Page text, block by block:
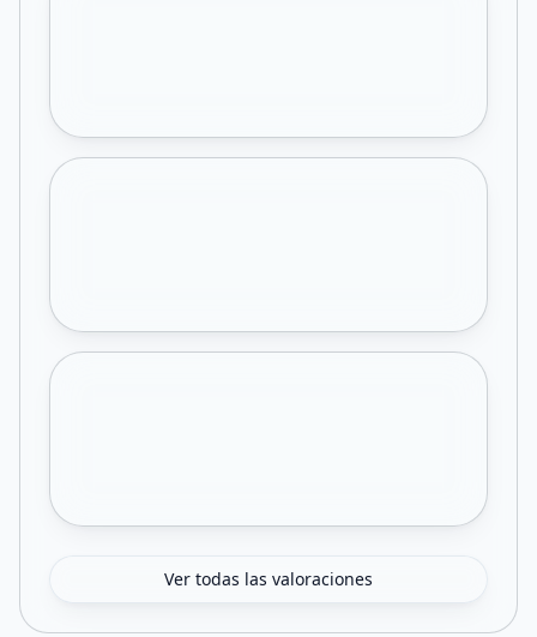
Ver todas las valoraciones